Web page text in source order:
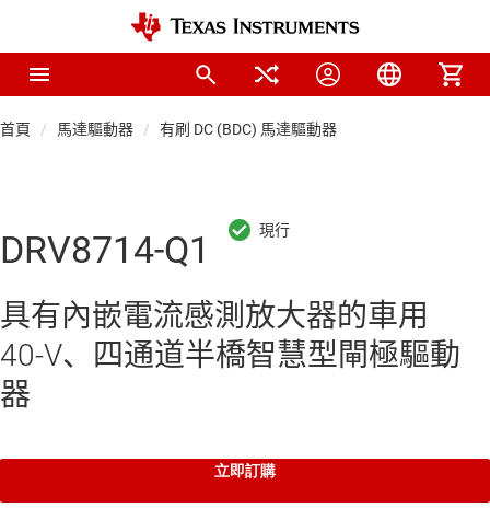
首頁 馬達驅動器 有刷 DC (BDC) 馬達驅動器
DRV8714-Q1
具有內嵌電流感測放大器的車用
40-V、四通道半橋智慧型閘極驅動
器
立即訂購